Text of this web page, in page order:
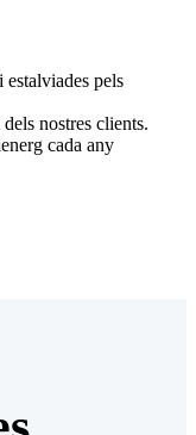
pels
nostres clients.
cada any